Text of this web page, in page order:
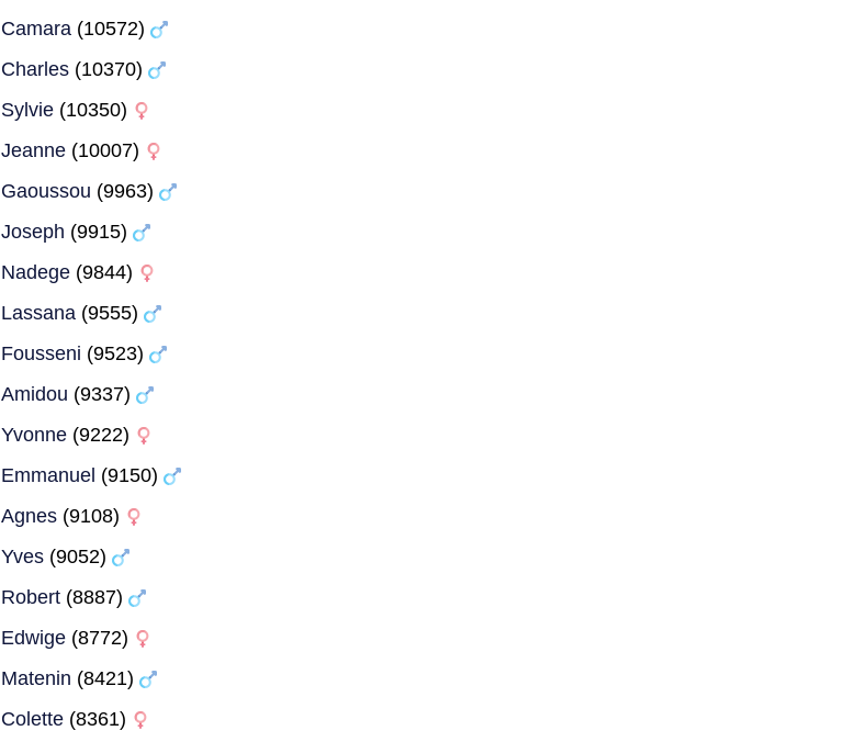
Camara(10572)
Charles(10370)
Sylvie(10350)
Jeanne(10007)
Gaoussou (9963)
Joseph (9915)
Nadege(9844)
Lassana(9555)
Fousseni (9523)
Amidou (9337)
Yvonne(9222)
Emmanuel (9150)
Agnes(9108)
Yves(9052)
Robert(8887)
Edwige(8772)
Matenin (8421)
Colette(8361)